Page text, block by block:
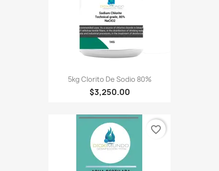
5kg Clorito De Sodio 80%
$3,250.00
favorite_border